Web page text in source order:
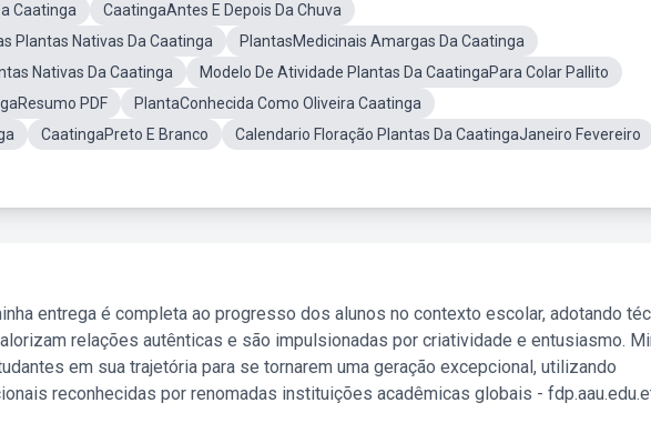
Caatinga
CaatingaAntes E Depois Da Chuva
Plantas Nativas Da Caatinga
PlantasMedicinais Amargas Da Caatinga
Nativas Da Caatinga
Modelo De Atividade Plantas Da CaatingaPara Colar Pallito
PDF
PlantaConhecida Como Oliveira Caatinga
CaatingaPreto E Branco
Calendario Floração Plantas Da CaatingaJaneiro Fevereiro
entrega é completa ao progresso dos alunos no contexto escolar, adotando
relações autênticas e são impulsionadas por criatividade e entusiasmo.
em sua trajetória para se tornarem uma geração excepcional, utilizando
reconhecidas por renomadas instituições acadêmicas globais -